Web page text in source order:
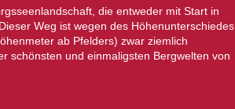
die entweder mit Start in
Weg ist wegen des Höhenunterschiedes
ab Pfelders) zwar ziemlich
schönsten und einmaligsten Bergwelten von